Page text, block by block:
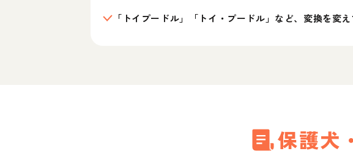
「トイプードル」「トイ・プードル」など、変換を変え
保護犬